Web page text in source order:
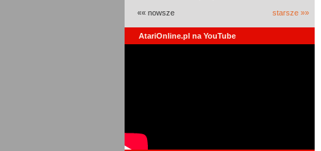
«« nowsze starsze »»
AtariOnline.pl na YouTube